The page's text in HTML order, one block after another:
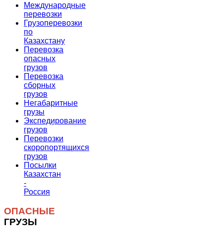
Международные
перевозки
Грузоперевозки
по
Казахстану
Перевозка
опасных
грузов
Перевозка
сборных
грузов
Негабаритные
грузы
Экспедирование
грузов
Перевозки
скоропортящихся
грузов
Посылки
Казахстан
-
Россия
ОПАСНЫЕ
ГРУЗЫ